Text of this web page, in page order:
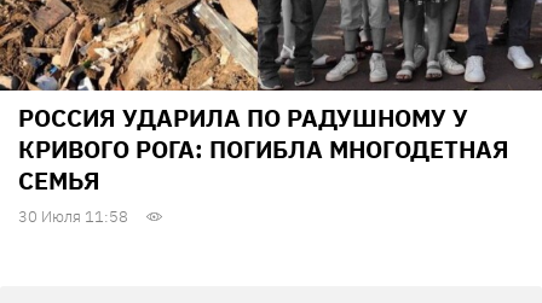
РОССИЯ УДАРИЛА ПО РАДУШНОМУ У
КРИВОГО РОГА: ПОГИБЛА МНОГОДЕТНАЯ
СЕМЬЯ
30 Июля 11:58